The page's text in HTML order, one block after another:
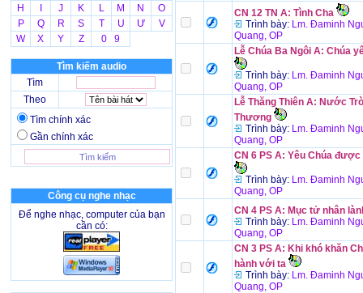
H
J K L M N
O
P
Q R S T U Ư
V
W
X Y Z 0 9
Tìm kiếm audio
Tìm
Theo
Tìm chính xác
Gần chính xác
Công cụ nghe nhạc
Để nghe nhạc, computer của bạn
cần có:
CN 12 TN A: Tình Cha
Trình bày: Lm. Đaminh
Quang, OP
Lễ Chúa Ba Ngôi A: Chúa
Trình bày: Lm. Đaminh
Quang, OP
Lễ Thăng Thiên A: Nước
Thương
Trình bày: Lm. Đaminh
Quang, OP
CN 6 PS A: Yêu Chúa được
Trình bày: Lm. Đaminh
Quang, OP
CN 4 PS A: Mục tử nhân
Trình bày: Lm. Đaminh
Quang, OP
CN 3 PS A: Khi khó khăn
hành với ta
Trình bày: Lm. Đaminh
Quang, OP